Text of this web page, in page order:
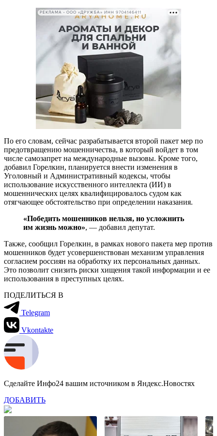
РЕКЛАМА • ООО «ДРУЖБА» ИНН 9704146411
По его словам, сейчас разрабатывается второй пакет мер по
предотвращению мошенничества, в который войдет в том
числе самозапрет на международные вызовы. Кроме того,
добавил Горелкин, планируется внести изменения в
Уголовный и Административный кодексы, чтобы
использование искусственного интеллекта (ИИ) в
мошеннических целях квалифицировалось судом как
отягчающее обстоятельство при определении наказания.
«Победить мошенников нельзя, но усложнить
им жизнь можно», — добавил депутат.
Также, сообщил Горелкин, в рамках нового пакета мер против
мошенников будет усовершенствован механизм управления
согласием россиян на обработку их персональных данных.
Это позволит снизить риски хищения такой информации и ее
использования в преступных целях.
ПОДЕЛИТЬСЯ В
Telegram
Vkontakte
Сделайте Инфо24 вашим источником в Яндекс.Новостях
ДОБАВИТЬ